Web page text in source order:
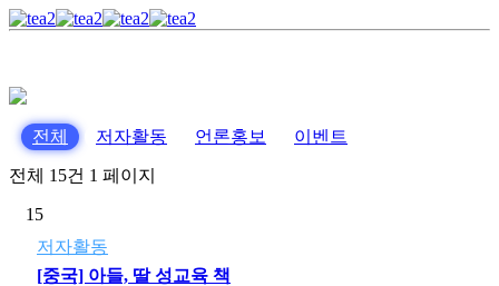
전체 저자활동 언론홍보 이벤트
전체 15건 1 페이지
15
저자활동
[중국] 아들, 딸 성교육 책